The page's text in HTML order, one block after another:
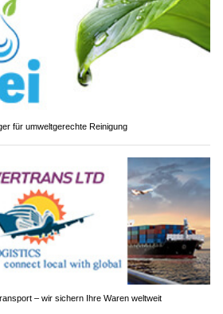
für umweltgerechte Reinigung
– wir sichern Ihre Waren weltweit